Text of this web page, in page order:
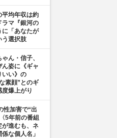
平均年収は約
ラマ『銀河の
に「あなたが
う選択肢
ん・信子、
姿に《ギャ
いい》の
素顔”とのギ
度爆上がり
性加害で“出
5年前の番組
進むも、ネ
な個人名」